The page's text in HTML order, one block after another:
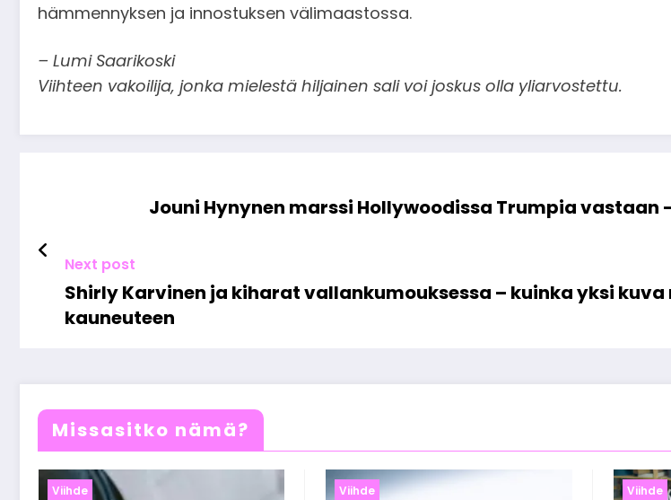
hämmennyksen ja innostuksen välimaastossa.
– Lumi Saarikoski
Viihteen vakoilija, jonka mielestä hiljainen sali voi joskus olla yliarvostettu.
Jouni Hynynen marssi Hollywoodissa Trumpia
Next post
Shirly Karvinen ja kiharat vallankumouksessa – kuinka yksi
kauneuteen
Missasitko nämä?
Viihde Viihde Viihde